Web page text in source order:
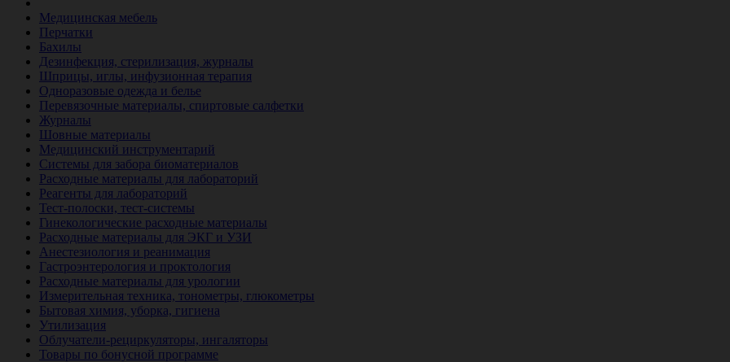
Медицинская мебель
Перчатки
Бахилы
Дезинфекция, стерилизация, журналы
Шприцы, иглы, инфузионная терапия
Одноразовые одежда и белье
Перевязочные материалы, спиртовые салфетки
Журналы
Шовные материалы
Медицинский инструментарий
Системы для забора биоматериалов
Расходные материалы для лабораторий
Реагенты для лабораторий
Тест-полоски, тест-системы
Гинекологические расходные материалы
Расходные материалы для ЭКГ и УЗИ
Анестезиология и реанимация
Гастроэнтерология и проктология
Расходные материалы для урологии
Измерительная техника, тонометры, глюкометры
Бытовая химия, уборка, гигиена
Утилизация
Облучатели-рециркуляторы, ингаляторы
Товары по бонусной программе